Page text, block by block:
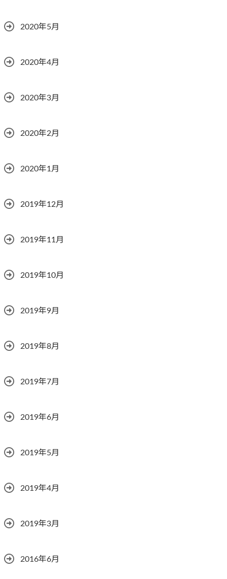
2020年5月
2020年4月
2020年3月
2020年2月
2020年1月
2019年12月
2019年11月
2019年10月
2019年9月
2019年8月
2019年7月
2019年6月
2019年5月
2019年4月
2019年3月
2016年6月